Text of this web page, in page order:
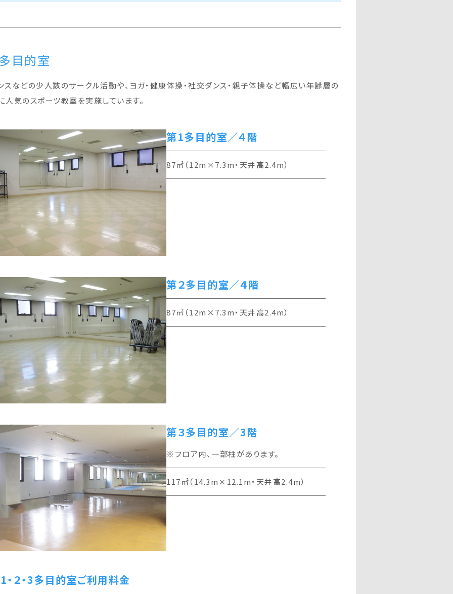
目的室
スなどの少人数のサークル活動や、ヨガ・健康体操・社交ダンス・親子体操など幅広い年齢層の
人気のスポーツ教室を実施しています。
第1多目的室／４階
87㎡（12m×7.3m・天井高2.4m）
第２多目的室／４階
87㎡（12m×7.3m・天井高2.4m）
第３多目的室／3階
※フロア内、一部柱があります。
117㎡（14.3m×12.1m・天井高2.4m）
・２・3多目的室ご利用料金